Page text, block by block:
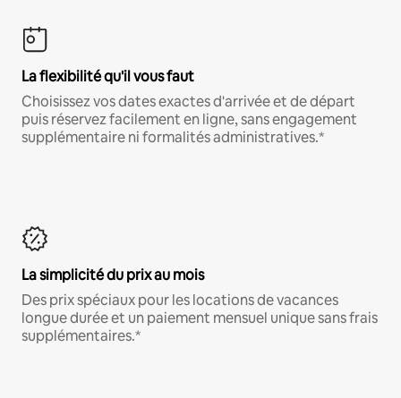
La flexibilité qu'il vous faut
Choisissez vos dates exactes d'arrivée et de départ
puis réservez facilement en ligne, sans engagement
supplémentaire ni formalités administratives.*
La simplicité du prix au mois
Des prix spéciaux pour les locations de vacances
longue durée et un paiement mensuel unique sans frais
supplémentaires.*